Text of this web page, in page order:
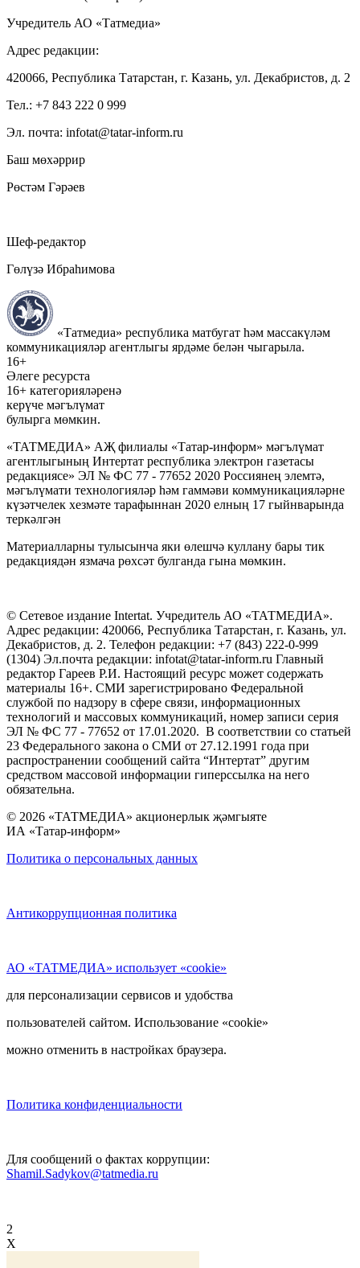
Учредитель АО «Татмедиа»
Адрес редакции:
420066, Республика Татарстан, г. Казань, ул. Декабристов, д. 2
Тел.: +7 843 222 0 999
Эл. почта: infotat@tatar-inform.ru
Баш мөхәррир
Рөстәм Гәрәев
Шеф-редактор
Гөлүзә Ибраһимова
«Татмедиа» республика матбугат һәм массакүләм
коммуникацияләр агентлыгы ярдәме белән чыгарыла.
16+
Әлеге ресурста
16+ категорияләренә
керүче мәгълүмат
булырга мөмкин.
«ТАТМЕДИА» АҖ филиалы «Татар-информ» мәгълүмат
агентлыгының Интертат республика электрон газетасы
редакциясе» ЭЛ № ФС 77 - 77652 2020 Россиянең элемтә,
мәгълүмати технологияләр һәм гаммәви коммуникацияләрне
күзәтчелек хезмәте тарафыннан 2020 елның 17 гыйнварында
теркәлгән
Материалларны тулысынча яки өлешчә куллану бары тик
редакциядән язмача рөхсәт булганда гына мөмкин.
© Сетевое издание Intertat. Учредитель АО «ТАТМЕДИА».
Адрес редакции: 420066, Республика Татарстан, г. Казань, ул.
Декабристов, д. 2. Телефон редакции: +7 (843) 222-0-999
(1304) Эл.почта редакции: infotat@tatar-inform.ru Главный
редактор Гареев Р.И. Настоящий ресурс может содержать
материалы 16+. СМИ зарегистрировано Федеральной
службой по надзору в сфере связи, информационных
технологий и массовых коммуникаций, номер записи серия
ЭЛ № ФС 77 - 77652 от 17.01.2020. В соответствии со статьей
23 Федерального закона о СМИ от 27.12.1991 года при
распространении сообщений сайта “Интертат” другим
средством массовой информации гиперссылка на него
обязательна.
© 2026 «ТАТМЕДИА» акционерлык җәмгыяте
ИА «Татар-информ»
Политика о персональных данных
Антикоррупционная политика
АО «ТАТМЕДИА» использует «cookie»
для персонализации сервисов и удобства
пользователей сайтом. Использование «cookie»
можно отменить в настройках браузера.
Политика конфиденциальности
Для сообщений о фактах коррупции:
Shamil.Sadykov@tatmedia.ru
2
X